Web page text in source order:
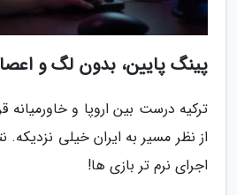
پینگ پایین، بدون لگ و
ترکیه درست بین اروپا و خاورمیانه
از نظر مسیر به ایران خیلی نزدیکه.
اجرای نرم تر بازی ها!